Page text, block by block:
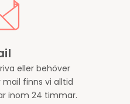
eller behöver
finns vi alltid
inom 24 timmar.